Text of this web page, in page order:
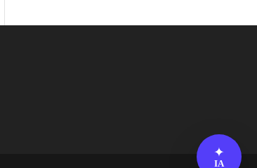
✦
IA